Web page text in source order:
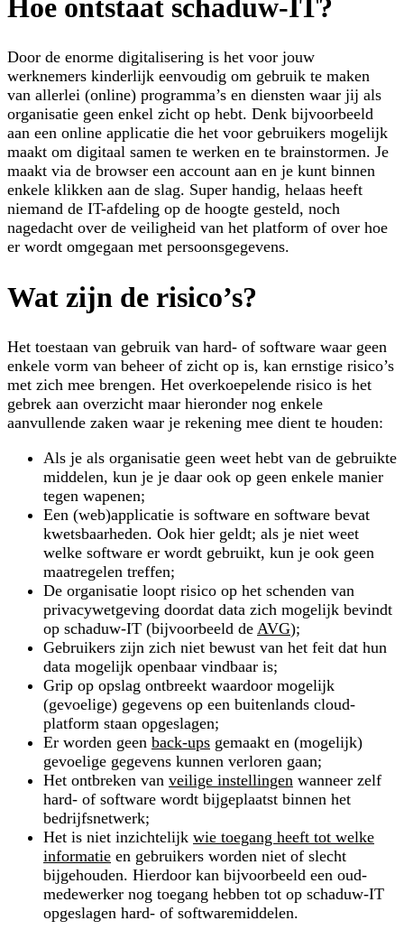
Hoe ontstaat schaduw-IT?
Door de enorme digitalisering is het voor jouw
werknemers kinderlijk eenvoudig om gebruik te maken
van allerlei (online) programma’s en diensten waar jij als
organisatie geen enkel zicht op hebt. Denk bijvoorbeeld
aan een online applicatie die het voor gebruikers mogelijk
maakt om digitaal samen te werken en te brainstormen. Je
maakt via de browser een account aan en je kunt binnen
enkele klikken aan de slag. Super handig, helaas heeft
niemand de IT-afdeling op de hoogte gesteld, noch
nagedacht over de veiligheid van het platform of over hoe
er wordt omgegaan met persoonsgegevens.
Wat zijn de risico’s?
Het toestaan van gebruik van hard- of software waar geen
enkele vorm van beheer of zicht op is, kan ernstige risico’s
met zich mee brengen. Het overkoepelende risico is het
gebrek aan overzicht maar hieronder nog enkele
aanvullende zaken waar je rekening mee dient te houden:
Als je als organisatie geen weet hebt van de gebruikte
middelen, kun je je daar ook op geen enkele manier
tegen wapenen;
Een (web)applicatie is software en software bevat
kwetsbaarheden. Ook hier geldt; als je niet weet
welke software er wordt gebruikt, kun je ook geen
maatregelen treffen;
De organisatie loopt risico op het schenden van
privacywetgeving doordat data zich mogelijk bevindt
op schaduw-IT (bijvoorbeeld de AVG);
Gebruikers zijn zich niet bewust van het feit dat hun
data mogelijk openbaar vindbaar is;
Grip op opslag ontbreekt waardoor mogelijk
(gevoelige) gegevens op een buitenlands cloud-
platform staan opgeslagen;
Er worden geen back-ups gemaakt en (mogelijk)
gevoelige gegevens kunnen verloren gaan;
Het ontbreken van veilige instellingen wanneer zelf
hard- of software wordt bijgeplaatst binnen het
bedrijfsnetwerk;
Het is niet inzichtelijk wie toegang heeft tot welke
informatie en gebruikers worden niet of slecht
bijgehouden. Hierdoor kan bijvoorbeeld een oud-
medewerker nog toegang hebben tot op schaduw-IT
opgeslagen hard- of softwaremiddelen.